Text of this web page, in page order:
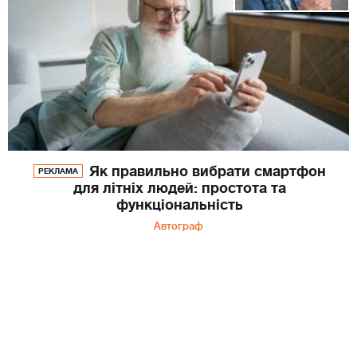
РЕКЛАМА
Як правильно вибрати смартфон
для літніх людей: простота та
функціональність
Автограф